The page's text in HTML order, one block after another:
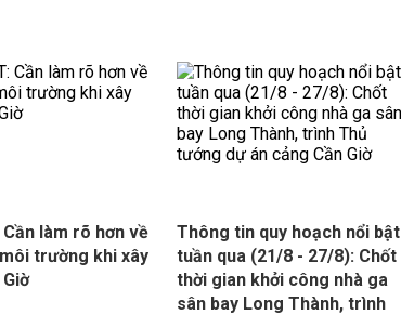
Cần làm rõ hơn về
trường khi xây
Thông tin quy hoạch nổi bật
tuần qua (21/8 - 27/8): Chốt
thời gian khởi công nhà ga
sân bay Long Thành, trình